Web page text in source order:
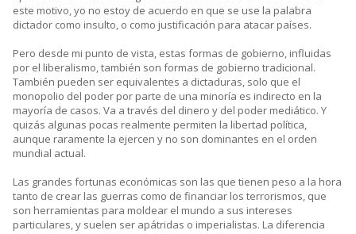
este motivo, yo no estoy de acuerdo en que se use la palabra
dictador como insulto, o como justificación para atacar países.
Pero desde mi punto de vista, estas formas de gobierno, influidas
por el liberalismo, también son formas de gobierno tradicional.
También pueden ser equivalentes a dictaduras, solo que el
monopolio del poder por parte de una minoría es indirecto en la
mayoría de casos. Va a través del dinero y del poder mediático. Y
quizás algunas pocas realmente permiten la libertad política,
aunque raramente la ejercen y no son dominantes en el orden
mundial actual.
Las grandes fortunas económicas son las que tienen peso a la hora
tanto de crear las guerras como de financiar los terrorismos, que
son herramientas para moldear el mundo a sus intereses
particulares, y suelen ser apátridas o imperialistas. La diferencia